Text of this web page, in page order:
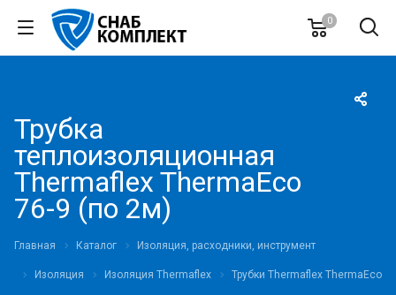
0
Трубка
теплоизоляционная
Thermaflex ThermaEco
76-9 (по 2м)
Главная Каталог Изоляция, расходники, инструмент
Изоляция Изоляция Thermaflex Трубки Thermaflex ThermaEco